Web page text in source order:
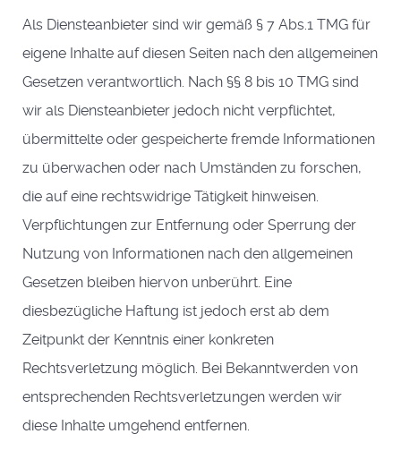
Als Diensteanbieter sind wir gemäß § 7 Abs.1 TMG für
eigene Inhalte auf diesen Seiten nach den allgemeinen
Gesetzen verantwortlich. Nach §§ 8 bis 10 TMG sind
wir als Diensteanbieter jedoch nicht verpflichtet,
übermittelte oder gespeicherte fremde Informationen
zu überwachen oder nach Umständen zu forschen,
die auf eine rechtswidrige Tätigkeit hinweisen.
Verpflichtungen zur Entfernung oder Sperrung der
Nutzung von Informationen nach den allgemeinen
Gesetzen bleiben hiervon unberührt. Eine
diesbezügliche Haftung ist jedoch erst ab dem
Zeitpunkt der Kenntnis einer konkreten
Rechtsverletzung möglich. Bei Bekanntwerden von
entsprechenden Rechtsverletzungen werden wir
diese Inhalte umgehend entfernen.